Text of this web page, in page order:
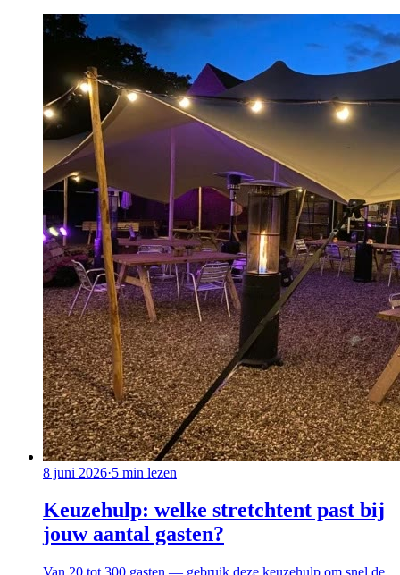
8 juni 2026·5 min lezen
Keuzehulp: welke stretchtent past bij
jouw aantal gasten?